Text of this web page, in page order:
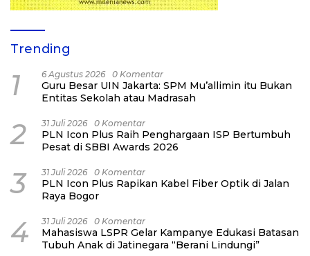
Trending
1 6 Agustus 2026 0 Komentar
Guru Besar UIN Jakarta: SPM Mu’allimin itu Bukan
Entitas Sekolah atau Madrasah
2 31 Juli 2026 0 Komentar
PLN Icon Plus Raih Penghargaan ISP Bertumbuh
Pesat di SBBI Awards 2026
3 31 Juli 2026 0 Komentar
PLN Icon Plus Rapikan Kabel Fiber Optik di Jalan
Raya Bogor
4 31 Juli 2026 0 Komentar
Mahasiswa LSPR Gelar Kampanye Edukasi Batasan
Tubuh Anak di Jatinegara “Berani Lindungi”